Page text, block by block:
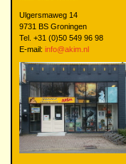
Ulgersmaweg 14
9731 BS Groningen
Tel. +31 (0)50 549 96 98
E-mail: info@akim.nl